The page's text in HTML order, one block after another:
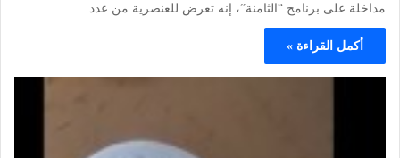
مداخلة على برنامج “الثامنة”، إنه تعرض للعنصرية من عدد…
أكمل القراءة »